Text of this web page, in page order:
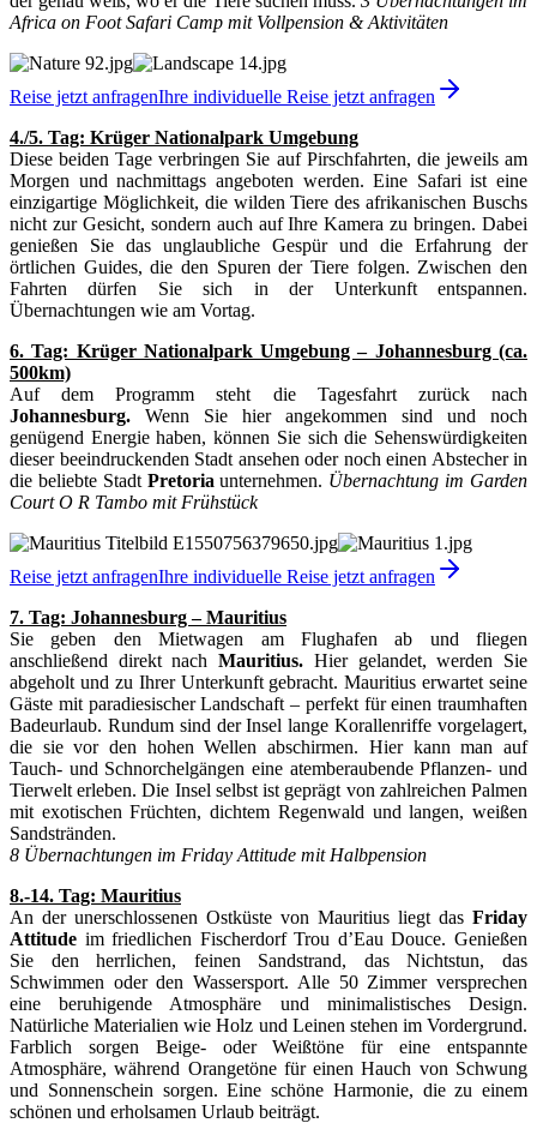
Africa on Foot Safari Camp mit Vollpension & Aktivitäten
Reise jetzt anfragenIhre individuelle Reise jetzt anfragen
4./5. Tag: Krüger Nationalpark Umgebung
Diese beiden Tage verbringen Sie auf Pirschfahrten, die jeweils am
Morgen und nachmittags angeboten werden. Eine Safari ist eine
einzigartige Möglichkeit, die wilden Tiere des afrikanischen Buschs
nicht zur Gesicht, sondern auch auf Ihre Kamera zu bringen. Dabei
genießen Sie das unglaubliche Gespür und die Erfahrung der
örtlichen Guides, die den Spuren der Tiere folgen. Zwischen den
Fahrten dürfen Sie sich in der Unterkunft entspannen.
Übernachtungen wie am Vortag.
6. Tag: Krüger Nationalpark Umgebung – Johannesburg (ca.
500km)
Auf dem Programm steht die Tagesfahrt zurück nach
Johannesburg. Wenn Sie hier angekommen sind und noch
genügend Energie haben, können Sie sich die Sehenswürdigkeiten
dieser beeindruckenden Stadt ansehen oder noch einen Abstecher in
die beliebte Stadt Pretoria unternehmen. Übernachtung im Garden
Court O R Tambo mit Frühstück
Reise jetzt anfragenIhre individuelle Reise jetzt anfragen
7. Tag: Johannesburg – Mauritius
Sie geben den Mietwagen am Flughafen ab und fliegen
anschließend direkt nachMauritius. Hier gelandet, werden Sie
abgeholt und zu Ihrer Unterkunft gebracht. Mauritius erwartet seine
Gäste mit paradiesischer Landschaft – perfekt für einen traumhaften
Badeurlaub. Rundum sind der Insel lange Korallenriffe vorgelagert,
die sie vor den hohen Wellen abschirmen. Hier kann man auf
Tauch- und Schnorchelgängen eine atemberaubende Pflanzen- und
Tierwelt erleben. Die Insel selbst ist geprägt von zahlreichen Palmen
mit exotischen Früchten, dichtem Regenwald und langen, weißen
Sandstränden.
8 Übernachtungen im Friday Attitude mit Halbpension
8.-14. Tag: Mauritius
An der unerschlossenen Ostküste von Mauritius liegt das Friday
Attitude im friedlichen Fischerdorf Trou d’Eau Douce. Genießen
Sie den herrlichen, feinen Sandstrand, das Nichtstun, das
Schwimmen oder den Wassersport. Alle 50 Zimmer versprechen
eine beruhigende Atmosphäre und minimalistisches Design.
Natürliche Materialien wie Holz und Leinen stehen im Vordergrund.
Farblich sorgen Beige- oder Weißtöne für eine entspannte
Atmosphäre, während Orangetöne für einen Hauch von Schwung
und Sonnenschein sorgen. Eine schöne Harmonie, die zu einem
schönen und erholsamen Urlaub beiträgt.